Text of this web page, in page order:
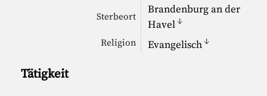
Sterbeort
Brandenburg an der
Havel↓
Religion Evangelisch↓
Tätigkeit